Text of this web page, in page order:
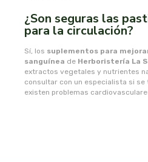
¿Son seguras las
para la circulación?
Sí, los suplementos para
sanguínea de Herboristería La
extractos vegetales y nutrientes
consultar con un especialista si
existen problemas
primeal
protein
quinton laboratoirs